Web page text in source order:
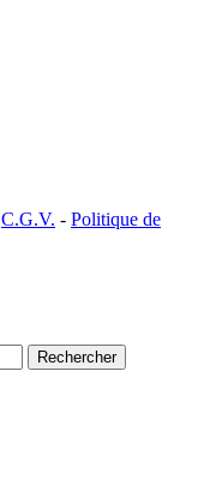
C.G.V. - Politique de